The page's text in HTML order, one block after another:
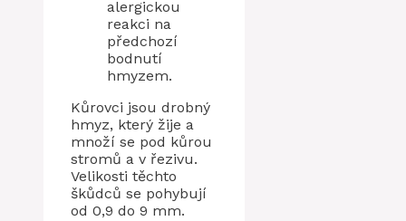
alergickou
reakci na
předchozí
bodnutí
hmyzem.
Kůrovci jsou drobný
hmyz, který žije a
množí se pod kůrou
stromů a v řezivu.
Velikosti těchto
škůdců se pohybují
od 0,9 do 9 mm.